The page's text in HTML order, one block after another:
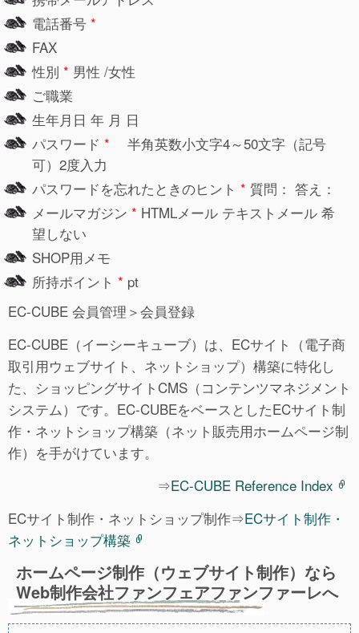
電話番号 *
FAX
性別 * 男性 /女性
ご職業
生年月日 年 月 日
パスワード * 半角英数小文字4～50文字（記号
可）2度入力
パスワードを忘れたときのヒント * 質問： 答え：
メールマガジン * HTMLメール テキストメール 希
望しない
SHOP用メモ
所持ポイント * pt
EC-CUBE 会員管理＞会員登録
EC-CUBE（イーシーキューブ）は、ECサイト（電子商
取引用ウェブサイト、ネットショップ）構築に特化し
た、ショッピングサイトCMS（コンテンツマネジメント
システム）です。EC-CUBEをベースとしたECサイト制
作・ネットショップ構築（ネット販売用ホームページ制
作）を手がけています。
⇒EC-CUBE Reference Index
ECサイト制作・ネットショップ制作⇒ECサイト制作・
ネットショップ構築
ホームページ制作（ウェブサイト制作）なら
Web制作会社ファンフェアファンファーレへ